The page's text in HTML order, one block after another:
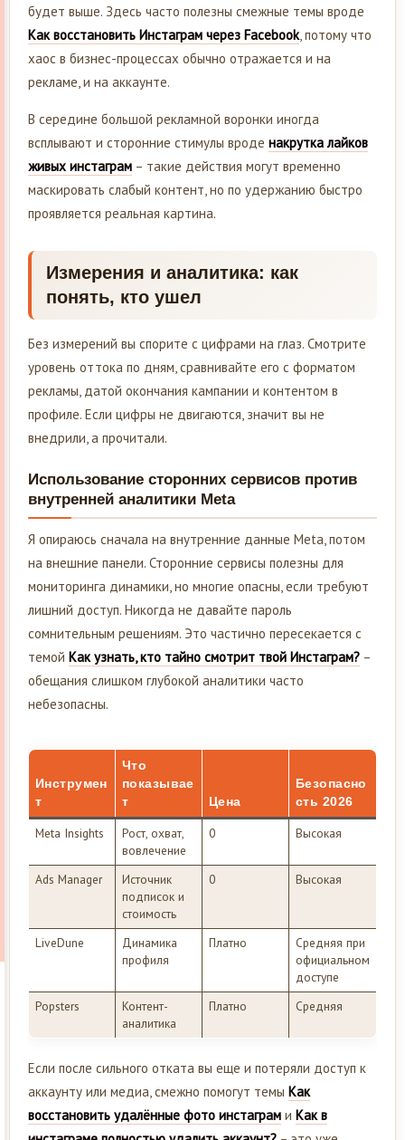
будет выше. Здесь часто полезны смежные темы вроде
Как восстановить Инстаграм через Facebook, потому что
хаос в бизнес-процессах обычно отражается и на
рекламе, и на аккаунте.
В середине большой рекламной воронки иногда
всплывают и сторонние стимулы вроде накрутка лайков
живых инстаграм – такие действия могут временно
маскировать слабый контент, но по удержанию быстро
проявляется реальная картина.
Измерения и аналитика: как
понять, кто ушел
Без измерений вы спорите с цифрами на глаз. Смотрите
уровень оттока по дням, сравнивайте его с форматом
рекламы, датой окончания кампании и контентом в
профиле. Если цифры не двигаются, значит вы не
внедрили, а прочитали.
Использование сторонних сервисов против
внутренней аналитики Meta
Я опираюсь сначала на внутренние данные Meta, потом
на внешние панели. Сторонние сервисы полезны для
мониторинга динамики, но многие опасны, если требуют
лишний доступ. Никогда не давайте пароль
сомнительным решениям. Это частично пересекается с
темой Как узнать, кто тайно смотрит твой Инстаграм? –
обещания слишком глубокой аналитики часто
небезопасны.
Инструмен
т
Что
показывае
т
Цена
Безопасно
сть 2026
Meta Insights
Рост, охват,
вовлечение
0 Высокая
Ads Manager
Источник
подписок и
стоимость
0 Высокая
LiveDune
Динамика
профиля
Платно
Средняя при
официальном
доступе
Popsters
Контент-
аналитика
Платно Средняя
Если после сильного отката вы еще и потеряли доступ к
аккаунту или медиа, смежно помогут темы Как
восстановить удалённые фото инстаграм и Как в